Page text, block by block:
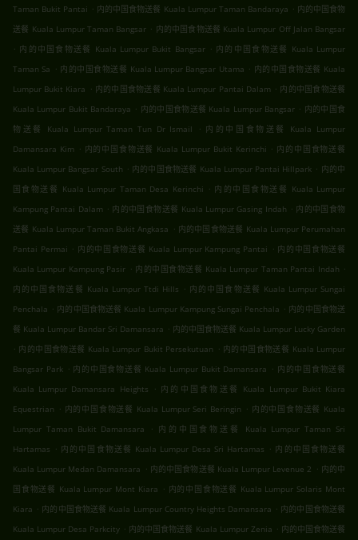
Taman Bukit Pantai . 内的中国食物送餐 Kuala Lumpur Taman Bandaraya . 内的中国食物
送餐 Kuala Lumpur Taman Bangsar . 内的中国食物送餐 Kuala Lumpur Off Jalan Bangsar
. 内的中国食物送餐 Kuala Lumpur Bukit Bangsar . 内的中国食物送餐 Kuala Lumpur
Taman Sa . 内的中国食物送餐 Kuala Lumpur Bangsar Utama . 内的中国食物送餐 Kuala
Lumpur Bukit Kiara . 内的中国食物送餐 Kuala Lumpur Pantai Dalam . 内的中国食物送餐
Kuala Lumpur Bukit Bandaraya . 内的中国食物送餐 Kuala Lumpur Bangsar . 内的中国食
物送餐 Kuala Lumpur Taman Tun Dr Ismail
. 内的中国食物送餐 Kuala Lumpur
Damansara Kim . 内的中国食物送餐 Kuala Lumpur Bukit Kerinchi . 内的中国食物送餐
Kuala Lumpur Bangsar South . 内的中国食物送餐 Kuala Lumpur Pantai Hillpark . 内的中
国食物送餐 Kuala Lumpur Taman Desa Kerinchi . 内的中国食物送餐 Kuala Lumpur
Kampung Pantai Dalam . 内的中国食物送餐 Kuala Lumpur Gasing Indah . 内的中国食物
送餐 Kuala Lumpur Taman Bukit Angkasa . 内的中国食物送餐 Kuala Lumpur Perumahan
Pantai Permai . 内的中国食物送餐 Kuala Lumpur Kampung Pantai . 内的中国食物送餐
Kuala Lumpur Kampung Pasir . 内的中国食物送餐 Kuala Lumpur Taman Pantai Indah .
内的中国食物送餐 Kuala Lumpur Ttdi Hills . 内的中国食物送餐 Kuala Lumpur Sungai
Penchala . 内的中国食物送餐 Kuala Lumpur Kampung Sungai Penchala . 内的中国食物送
餐 Kuala Lumpur Bandar Sri Damansara . 内的中国食物送餐 Kuala Lumpur Lucky Garden
. 内的中国食物送餐 Kuala Lumpur Bukit Persekutuan . 内的中国食物送餐 Kuala Lumpur
Bangsar Park . 内的中国食物送餐 Kuala Lumpur Bukit Damansara . 内的中国食物送餐
Kuala Lumpur Damansara Heights
. 内的中国食物送餐 Kuala Lumpur Bukit Kiara
Equestrian . 内的中国食物送餐 Kuala Lumpur Seri Beringin . 内的中国食物送餐 Kuala
Lumpur Taman Bukit Damansara
. 内的中国食物送餐 Kuala Lumpur Taman Sri
Hartamas . 内的中国食物送餐 Kuala Lumpur Desa Sri Hartamas . 内的中国食物送餐
Kuala Lumpur Medan Damansara . 内的中国食物送餐 Kuala Lumpur Levenue 2 . 内的中
国食物送餐 Kuala Lumpur Mont Kiara . 内的中国食物送餐 Kuala Lumpur Solaris Mont
Kiara . 内的中国食物送餐 Kuala Lumpur Country Heights Damansara . 内的中国食物送餐
Kuala Lumpur Desa Parkcity . 内的中国食物送餐 Kuala Lumpur Zenia . 内的中国食物送餐